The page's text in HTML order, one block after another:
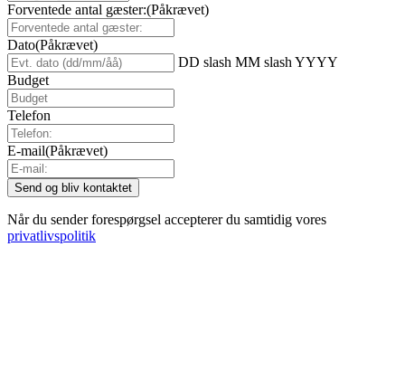
Forventede antal gæster:(Påkrævet)
Dato(Påkrævet)
DD slash MM slash YYYY
Budget
Telefon
E-mail(Påkrævet)
Når du sender forespørgsel accepterer du samtidig vores
privatlivspolitik